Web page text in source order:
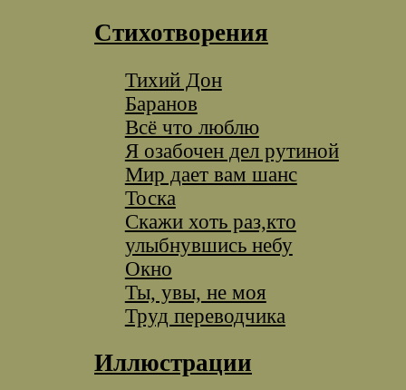
Стихотворения
Тихий Дон
Баранов
Всё что люблю
Я озабочен дел рутиной
Мир дает вам шанс
Тоска
Скажи хоть раз,кто
улыбнувшись небу
Окно
Ты, увы, не моя
Труд переводчика
Иллюстрации